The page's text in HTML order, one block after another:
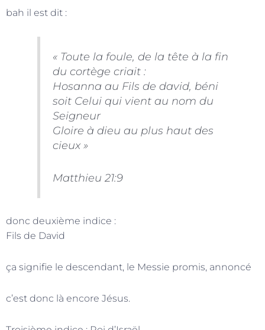
bah il est dit :
« Toute la foule, de la tête à la fin
du cortège criait :
Hosanna au Fils de david, béni
soit Celui qui vient au nom du
Seigneur
Gloire à dieu au plus haut des
cieux »
Matthieu 21:9
donc deuxième indice :
Fils de David
ça signifie le descendant, le Messie promis, annoncé
c’est donc là encore Jésus.